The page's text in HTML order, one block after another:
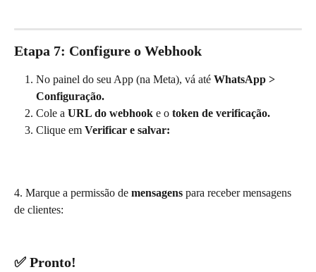
Etapa 7: Configure o Webhook
No painel do seu App (na Meta), vá até WhatsApp >
Configuração.
Cole a URL do webhook e o token de verificação.
Clique em Verificar e salvar:
4. Marque a permissão de mensagens para receber mensagens
de clientes:
✅ Pronto!